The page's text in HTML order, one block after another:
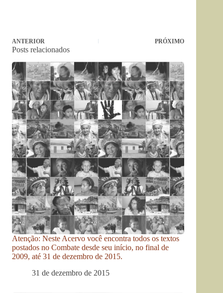
ANTERIOR PRÓXIMO
Posts relacionados
Atenção: Neste Acervo você encontra todos os textos
postados no Combate desde seu início, no final de
2009, até 31 de dezembro de 2015.
31 de dezembro de 2015